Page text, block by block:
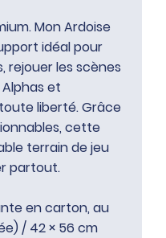
Mon Ardoise
idéal pour
rejouer les scènes
et
liberté. Grâce
cette
terrain de jeu
partout.
en carton, au
/ 42 × 56 cm